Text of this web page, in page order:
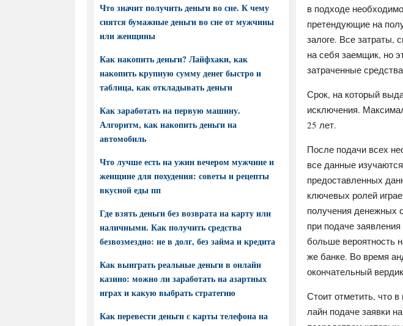
в подходе
претендующие на
залоге. Все затраты,
на себя заемщик, но
затраченные
Срок, на который
исключения.
25 лет.
После подачи всех
все данные
предоставленных
ключевых ролей
получения денежных
при подаче
больше вероятность
же банке. Во время
окончательный
Стоит отметить, что
лайн подаче заявки
Что значит получить деньги во сне. К чему
снятся бумажные деньги во сне от мужчины
или женщины
Как накопить деньги? Лайфхаки, как
накопить крупную сумму денег быстро и
таблица, как откладывать деньги
Как заработать на первую машину.
Алгоритм, как накопить деньги на
автомобиль
Что лучше есть на ужин вечером мужчине и
женщине для похудения: советы и рецепты
вкусной еды пп
Где взять деньги без возврата на карту или
наличными. Как получить средства
безвозмездно: не в долг, без займа и кредита
Как выиграть реальные деньги в онлайн
казино: можно ли заработать на азартных
играх и какую выбрать стратегию
Как перевести деньги с карты телефона на